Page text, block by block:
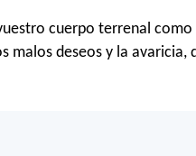
cuerpo terrenal como
malos deseos y la avaricia,